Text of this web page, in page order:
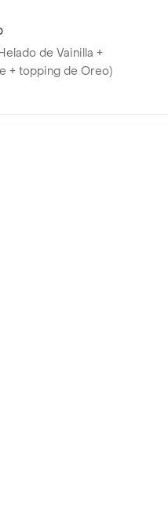
de Vainilla +
+ topping de Oreo)